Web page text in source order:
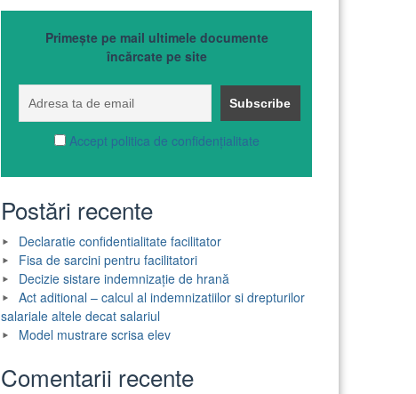
Primește pe mail ultimele documente
încărcate pe site
Accept politica de confidențialitate
Postări recente
Declaratie confidentialitate facilitator
Fisa de sarcini pentru facilitatori
Decizie sistare indemnizație de hrană
Act aditional – calcul al indemnizatiilor si drepturilor
salariale altele decat salariul
Model mustrare scrisa elev
Comentarii recente